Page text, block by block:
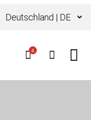
auswählen
4